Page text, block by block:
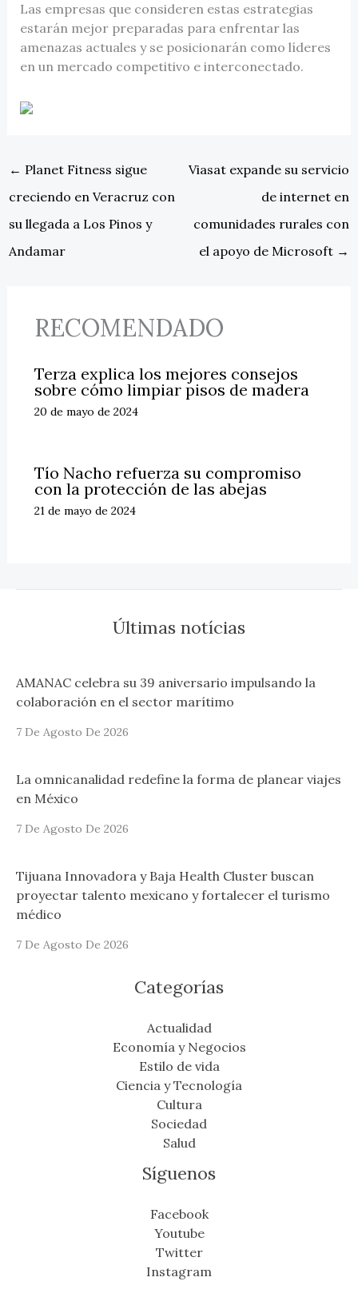
Las empresas que consideren estas estrategias
estarán mejor preparadas para enfrentar las
amenazas actuales y se posicionarán como líderes
en un mercado competitivo e interconectado.
← Planet Fitness sigue
creciendo en Veracruz con
su llegada a Los Pinos y
Andamar
Viasat expande su servicio
de internet en
comunidades rurales con
el apoyo de Microsoft →
RECOMENDADO
Terza explica los mejores consejos
sobre cómo limpiar pisos de madera
20 de mayo de 2024
Tío Nacho refuerza su compromiso
con la protección de las abejas
21 de mayo de 2024
Últimas notícias
AMANAC celebra su 39 aniversario impulsando la
colaboración en el sector marítimo
7 De Agosto De 2026
La omnicanalidad redefine la forma de planear viajes
en México
7 De Agosto De 2026
Tijuana Innovadora y Baja Health Cluster buscan
proyectar talento mexicano y fortalecer el turismo
médico
7 De Agosto De 2026
Categorías
Actualidad
Economía y Negocios
Estilo de vida
Ciencia y Tecnología
Cultura
Sociedad
Salud
Síguenos
Facebook
Youtube
Twitter
Instagram